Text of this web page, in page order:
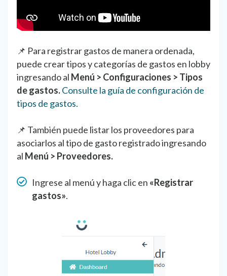
📌 Para registrar gastos de manera ordenada,
puede crear tipos y categorías de gastos en lobby
ingresando al Menú > Configuraciones > Tipos
de gastos.Consulte la guía de configuración de
tipos de gastos.
📌 También puede listar los proveedores para
asociarlos al tipo de gasto registrado ingresando
al Menú > Proveedores.
Ingrese al menú y haga clic en «Registrar
gastos».